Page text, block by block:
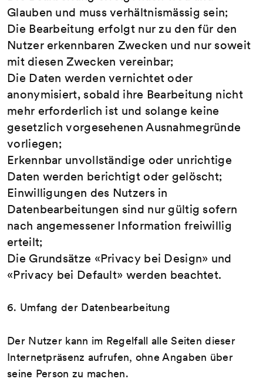
Glauben und muss verhältnismässig sein;
Die Bearbeitung erfolgt nur zu den für den
Nutzer erkennbaren Zwecken und nur soweit
mit diesen Zwecken vereinbar;
Die Daten werden vernichtet oder
anonymisiert, sobald ihre Bearbeitung nicht
mehr erforderlich ist und solange keine
gesetzlich vorgesehenen Ausnahmegründe
vorliegen;
Erkennbar unvollständige oder unrichtige
Daten werden berichtigt oder gelöscht;
Einwilligungen des Nutzers in
Datenbearbeitungen sind nur gültig sofern
nach angemessener Information freiwillig
erteilt;
Die Grundsätze «Privacy bei Design» und
«Privacy bei Default» werden beachtet.
6. Umfang der Datenbearbeitung
Der Nutzer kann im Regelfall alle Seiten dieser
Internetpräsenz aufrufen, ohne Angaben über
seine Person zu machen.